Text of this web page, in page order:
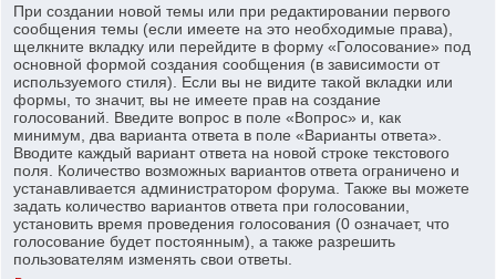
При создании новой темы или при редактировании первого
сообщения темы (если имеете на это необходимые права),
щелкните вкладку или перейдите в форму «Голосование» под
основной формой создания сообщения (в зависимости от
используемого стиля). Если вы не видите такой вкладки или
формы, то значит, вы не имеете прав на создание
голосований. Введите вопрос в поле «Вопрос» и, как
минимум, два варианта ответа в поле «Варианты ответа».
Вводите каждый вариант ответа на новой строке текстового
поля. Количество возможных вариантов ответа ограничено и
устанавливается администратором форума. Также вы можете
задать количество вариантов ответа при голосовании,
установить время проведения голосования (0 означает, что
голосование будет постоянным), а также разрешить
пользователям изменять свои ответы.